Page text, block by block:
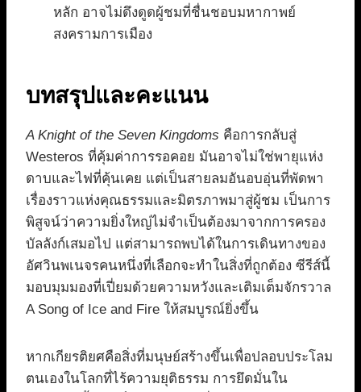
หลัก อาจไม่ดึงดูดผู้ชมที่ชื่นชอบมหากาพย์
สงครามการเมือง
บทสรุปและคะแนน
A Knight of the Seven Kingdoms คือการกลับสู่
Westeros ที่คุ้มค่าการรอคอย มันอาจไม่ใช่พายุแห่ง
ดาบและไฟที่คุ้นเคย แต่เป็นสายลมอันอบอุ่นที่พัดพา
เรื่องราวแห่งคุณธรรมและมิตรภาพมาสู่ผู้ชม เป็นการ
พิสูจน์ว่าความยิ่งใหญ่ไม่จำเป็นต้องมาจากการครอง
บัลลังก์เสมอไป แต่สามารถพบได้ในการเดินทางของ
อัศวินพเนจรคนหนึ่งที่เลือกจะทำในสิ่งที่ถูกต้อง ซีรีส์นี้
มอบมุมมองที่เปี่ยมด้วยความหวังและเติมเต็มจักรวาล
A Song of Ice and Fire ให้สมบูรณ์ยิ่งขึ้น
หากเกียรติยศคือสิ่งที่มนุษย์สร้างขึ้นเพื่อปลอบประโลม
ตนเองในโลกที่ไร้ความยุติธรรม การยึดมั่นใน